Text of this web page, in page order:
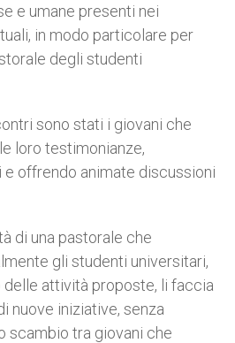
e umane presenti nei
in modo particolare per
degli studenti
sono stati i giovani che
loro testimonianze,
offrendo animate discussioni
di una pastorale che
gli studenti universitari,
attività proposte, li faccia
nuove iniziative, senza
scambio tra giovani che